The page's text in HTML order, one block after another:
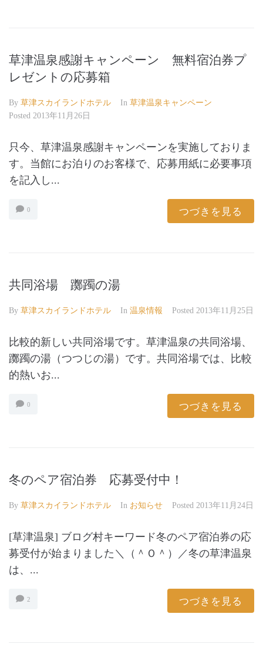
草津温泉感謝キャンペーン 無料宿泊券プ
レゼントの応募箱
By 草津スカイランドホテル In 草津温泉キャンペーン
Posted 2013年11月26日
只今、草津温泉感謝キャンペーンを実施しておりま
す。当館にお泊りのお客様で、応募用紙に必要事項
を記入し...
0 つづきを見る
共同浴場 躑躅の湯
By 草津スカイランドホテル In 温泉情報 Posted 2013年11月25日
比較的新しい共同浴場です。草津温泉の共同浴場、
躑躅の湯（つつじの湯）です。共同浴場では、比較
的熱いお...
0 つづきを見る
冬のペア宿泊券 応募受付中！
By 草津スカイランドホテル In お知らせ Posted 2013年11月24日
[草津温泉] ブログ村キーワード冬のペア宿泊券の応
募受付が始まりました＼（＾Ｏ＾）／冬の草津温泉
は、...
2 つづきを見る